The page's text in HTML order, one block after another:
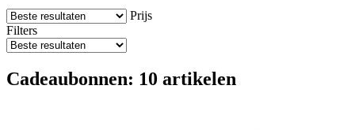
Prijs
Filters
Cadeaubonnen: 10 artikelen